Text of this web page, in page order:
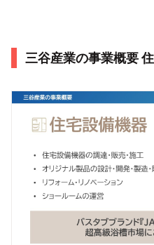
三谷産業の事業概要